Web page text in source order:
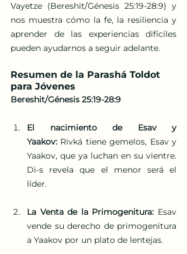
Vayetze (Bereshit/Génesis 25:19-28:9) y
nos muestra cómo la fe, la resiliencia y
aprender de las experiencias difíciles
pueden ayudarnos a seguir adelante.
Resumen de la Parashá Toldot
para Jóvenes
Bereshit/Génesis 25:19-28:9
El nacimiento de Esav y
Yaakov: Rivká tiene gemelos, Esav y
Yaakov, que ya luchan en su vientre.
Di-s revela que el menor será el
líder.
La Venta de la Primogenitura: Esav
vende su derecho de primogenitura
a Yaakov por un plato de lentejas.